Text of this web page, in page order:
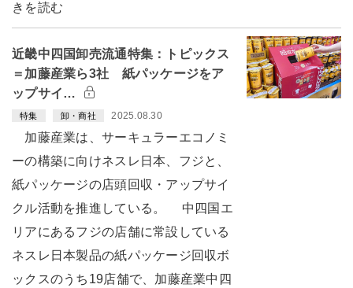
きを読む
近畿中四国卸売流通特集：トピックス
＝加藤産業ら3社 紙パッケージをア
ップサイ…
特集 卸・商社 2025.08.30
加藤産業は、サーキュラーエコノミ
ーの構築に向けネスレ日本、フジと、
紙パッケージの店頭回収・アップサイ
クル活動を推進している。 中四国エ
リアにあるフジの店舗に常設している
ネスレ日本製品の紙パッケージ回収ボ
ックスのうち19店舗で、加藤産業中四